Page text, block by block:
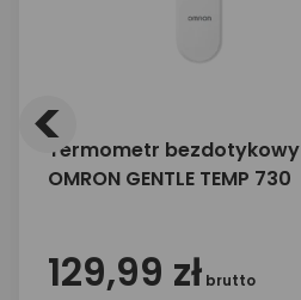
Termometr bezdotykowy
OMRON GENTLE TEMP 730
129,99 zł brutto
<